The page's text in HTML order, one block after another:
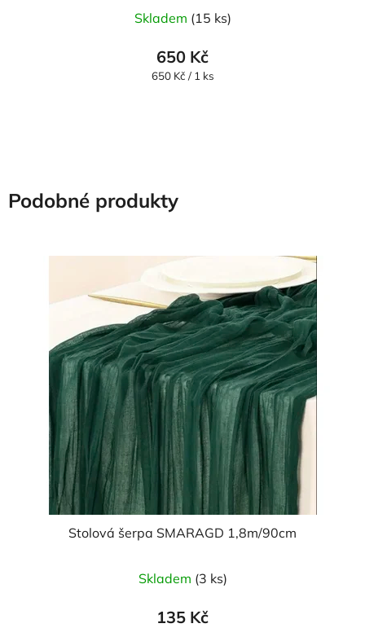
Skladem (15 ks)
650 Kč
Měrná
650 Kč / 1 ks
Podobné produkty
Stolová šerpa SMARAGD 1,8m/90cm
Skladem (3 ks)
135 Kč